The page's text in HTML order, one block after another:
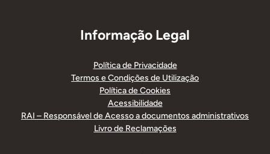
Informação Legal
Política de Privacidade
Termos e Condições de Utilização
Política de Cookies
Acessibilidade
RAI – Responsável de Acesso a documentos administrativos
Livro de Reclamações